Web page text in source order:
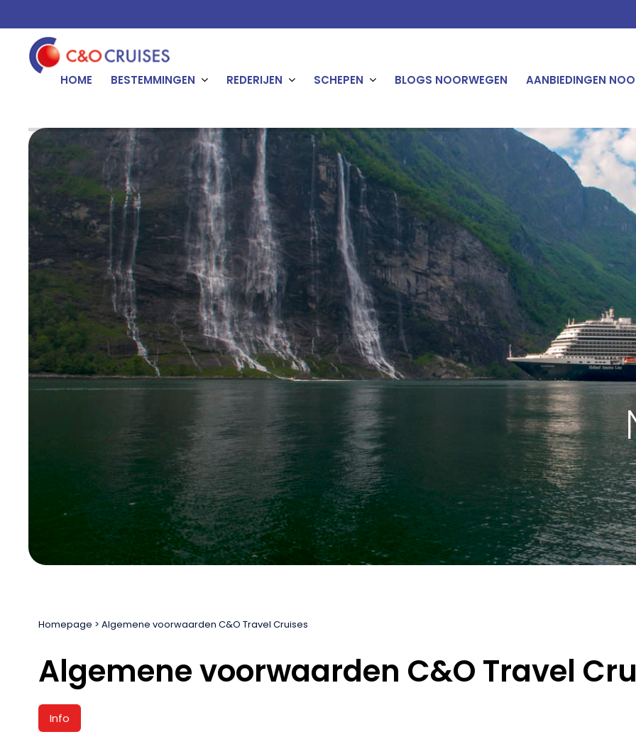
AANBIEDINGEN
BLOGS NOORWEGEN
SCHEPEN
REDERIJEN
BESTEMMINGEN
HOME
Homepage Algemene voorwaarden C&O Travel Cruises
Algemene voorwaarden C&O Travel
Info